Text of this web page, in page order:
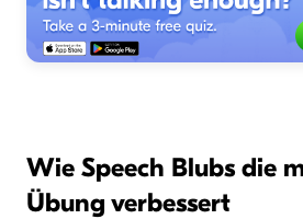
Wie Speech Blubs die
Übung verbessert